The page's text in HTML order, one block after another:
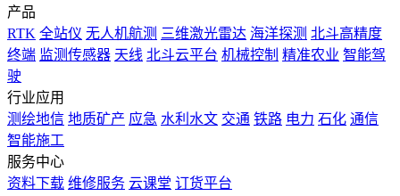
产品
RTK 全站仪 无人机航测 三维激光雷达 海洋探测 北斗高精度
终端 监测传感器 天线 北斗云平台 机械控制 精准农业 智能驾
驶
行业应用
测绘地信 地质矿产 应急 水利水文 交通 铁路 电力 石化 通信
智能施工
服务中心
资料下载 维修服务 云课堂 订货平台